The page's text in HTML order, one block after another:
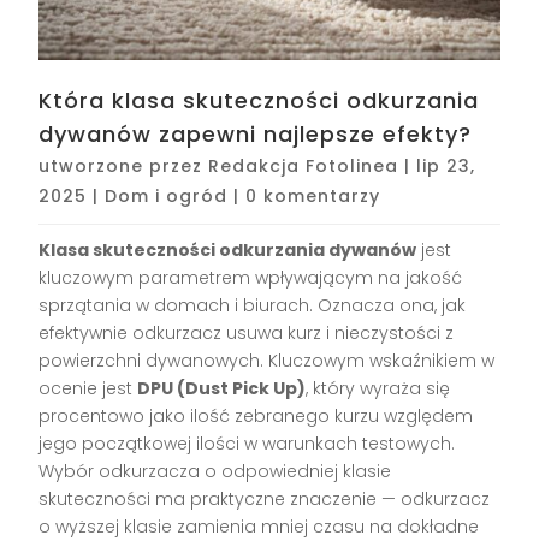
Która klasa skuteczności odkurzania
dywanów zapewni najlepsze efekty?
utworzone przez Redakcja Fotolinea | lip 23,
2025 | Dom i ogród | 0 komentarzy
Klasa skuteczności odkurzania dywanów jest
kluczowym parametrem wpływającym na jakość
sprzątania w domach i biurach. Oznacza ona, jak
efektywnie odkurzacz usuwa kurz i nieczystości z
powierzchni dywanowych. Kluczowym wskaźnikiem w
ocenie jest DPU (Dust Pick Up), który wyraża się
procentowo jako ilość zebranego kurzu względem
jego początkowej ilości w warunkach testowych.
Wybór odkurzacza o odpowiedniej klasie
skuteczności ma praktyczne znaczenie — odkurzacz
o wyższej klasie zamienia mniej czasu na dokładne